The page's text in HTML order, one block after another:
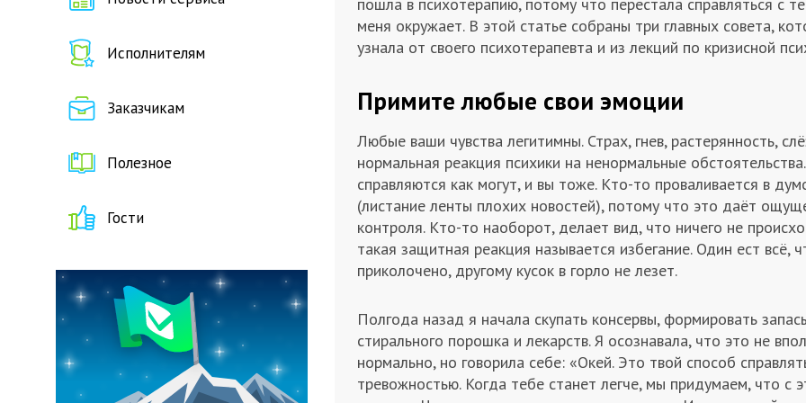
Исполнителям
Заказчикам
Полезное
Гости
меня окружает. В этой статье собраны три главных совета,
узнала от своего психотерапевта и из лекций по кризисной
Примите любые свои эмоции
Любые ваши чувства легитимны. Страх, гнев, растерянность,
нормальная реакция психики на ненормальные
справляются как могут, и вы тоже. Кто-то проваливается в
(листание ленты плохих новостей), потому что это даёт
контроля. Кто-то наоборот, делает вид, что ничего не
такая защитная реакция называется избегание. Один ест всё,
приколочено, другому кусок в горло не лезет.
Полгода назад я начала скупать консервы, формировать
стирального порошка и лекарств. Я осознавала, что это не
нормально, но говорила себе: «Окей. Это твой способ
тревожностью. Когда тебе станет легче, мы придумаем, что с